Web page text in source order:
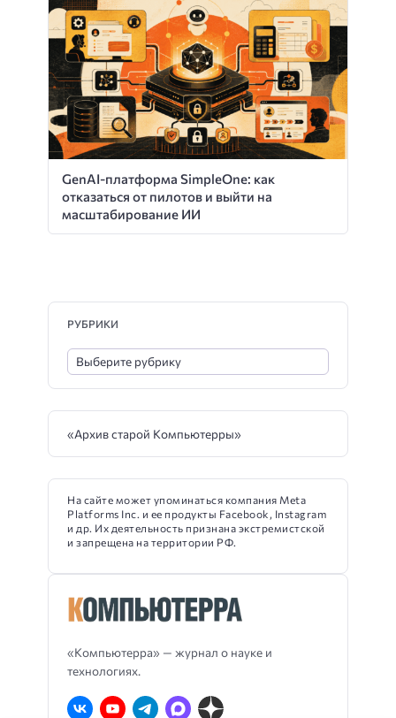
GenAI-платформа SimpleOne: как
отказаться от пилотов и выйти на
масштабирование ИИ
«Компьютерра» — журнал о науке и
технологиях.
РУБРИКИ
«Архив старой Компьютерры»
На сайте может упоминаться компания Meta
Platforms Inc. и ее продукты Facebook, Instagram
и др. Их деятельность признана экстремистской
и запрещена на территории РФ.